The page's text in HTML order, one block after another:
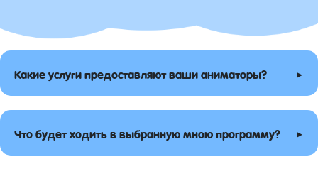
Какие услуги предоставляют ваши аниматоры? ▸
Что будет ходить в выбранную мною программу? ▸